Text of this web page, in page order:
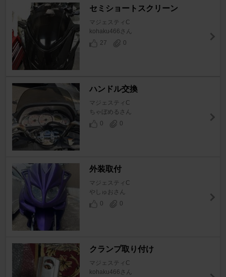
セミショートスクリーン
マジェスティC
kohaku466さん
27
0
ハンドル交換
マジェスティC
ちゃぼめるさん
0
0
外装取付
マジェスティC
やしゅおさん
0
0
クランプ取り付け
マジェスティC
kohaku466さん